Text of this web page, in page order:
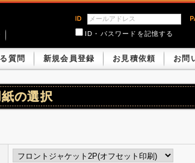
ID・パスワードを記憶する
質問 新規会員登録 お見積依頼 お問
の選択